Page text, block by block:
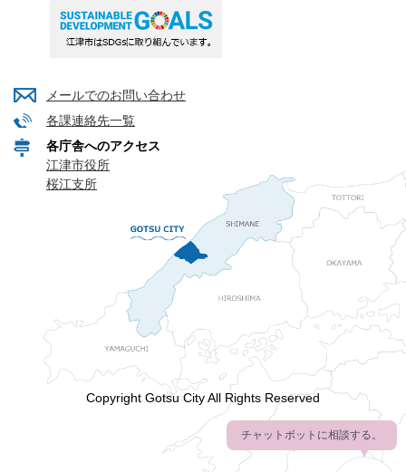
メールでのお問い合わせ
各課連絡先一覧
各庁舎へのアクセス
江津市役所
桜江支所
Copyright Gotsu City All Rights Reserved
チャットボットに相談する。